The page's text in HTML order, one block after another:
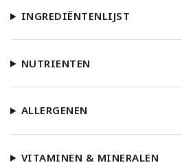
INGREDIËNTENLIJST
NUTRIENTEN
ALLERGENEN
VITAMINEN & MINERALEN